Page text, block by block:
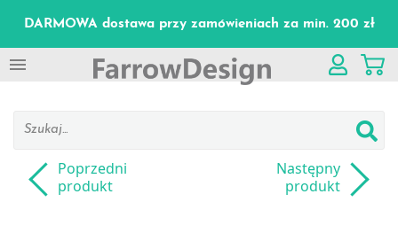
DARMOWA dostawa przy zamówieniach za min. 200 zł

Poprzedni
produkt
Następny
produkt